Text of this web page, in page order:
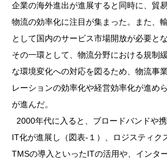
企業の海外進出が進展すると同時に、貿
物流の効率化に注目が集まった。また、
として国内のサービス市場開放が必要と
その一環として、物流分野における規制
な環境変化への対応を図るため、物流事
レーションの効率化や経営効率化が進め
が進んだ。
2000年代に入ると、ブロードバンドや
IT化が進展し（図表-１）、ロジスティク
TMSの導入といったITの活用や、インタ